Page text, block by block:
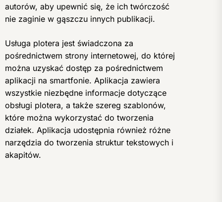
autorów, aby upewnić się, że ich twórczość
nie zaginie w gąszczu innych publikacji.
Usługa plotera jest świadczona za
pośrednictwem strony internetowej, do której
można uzyskać dostęp za pośrednictwem
aplikacji na smartfonie. Aplikacja zawiera
wszystkie niezbędne informacje dotyczące
obsługi plotera, a także szereg szablonów,
które można wykorzystać do tworzenia
działek. Aplikacja udostępnia również różne
narzędzia do tworzenia struktur tekstowych i
akapitów.